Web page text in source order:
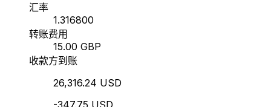
汇率
1.316800
转账费用
15.00 GBP
收款方到账
26,316.24 USD
-347.75 USD